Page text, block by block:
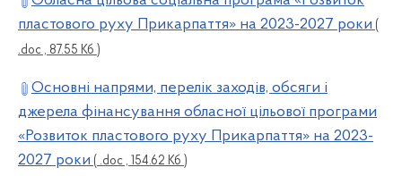
пластового руху Прикарпаття» на 2023-2027 роки (
.doc , 87.55 Кб )
Основні напрями, перелік заходів, обсяги і
джерела фінансування обласної цільової програми
«Розвиток пластового руху Прикарпаття» на 2023-
2027 роки ( .doc , 154.62 Кб )